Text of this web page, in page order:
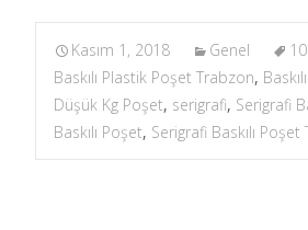
Kasım 1, 2018 Genel
Baskılı Plastik Poşet Trabzon,
Düşük Kg Poşet, serigrafi, Serigrafi
Baskılı Poşet, Serigrafi Baskılı